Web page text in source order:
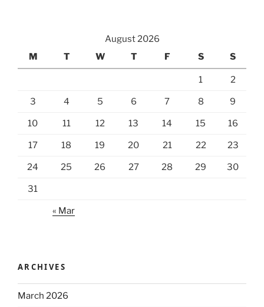
August 2026
M
T W T F S S
1 2
3 4 5 6 7 8 9
10 11 12 13 14 15 16
17 18 19 20 21 22 23
24 25 26 27 28 29 30
31
« Mar
ARCHIVES
March 2026